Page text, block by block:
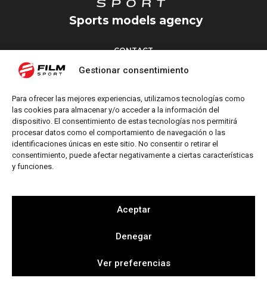
Gestionar consentimiento
Para ofrecer las mejores experiencias, utilizamos tecnologías como
las cookies para almacenar y/o acceder a la información del
dispositivo. El consentimiento de estas tecnologías nos permitirá
procesar datos como el comportamiento de navegación o las
identificaciones únicas en este sitio. No consentir o retirar el
consentimiento, puede afectar negativamente a ciertas características
y funciones.
Aceptar
Denegar
Ver preferencias
Sports models agency
CONTACT
Torrent d’en Vidalet, 51 baixos
M: info@filmsport.es
Legal Notice
Privacy Policy